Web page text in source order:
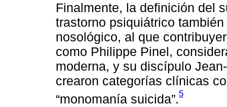
Finalmente, la definición del
trastorno psiquiátrico
nosológico, al que
como Philippe Pinel,
moderna, y su discípulo
crearon categorías clínicas
“monomanía suicida”.5